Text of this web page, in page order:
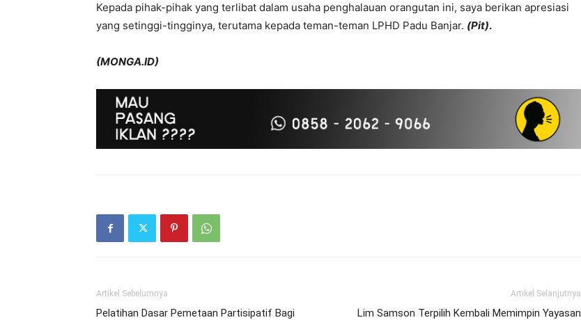
Kepada pihak-pihak yang terlibat dalam usaha penghalauan orangutan ini, saya berikan apresiasi
yang setinggi-tingginya, terutama kepada teman-teman LPHD Padu Banjar. (Pit).
(MONGA.ID)
Artikel Sebelumnya
Pelatihan Dasar Pemetaan Partisipatif Bagi
Artikel Selanjutnya
Lim Samson Terpilih Kembali Memimpin Yayasan